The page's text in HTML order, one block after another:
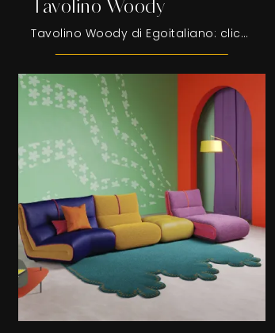
Tavolino Woody
Tavolino Woody di Egoitaliano: clicca e scopri di più sui Complementi e tavolini moderni in metallo del noto e conosciuto brand!